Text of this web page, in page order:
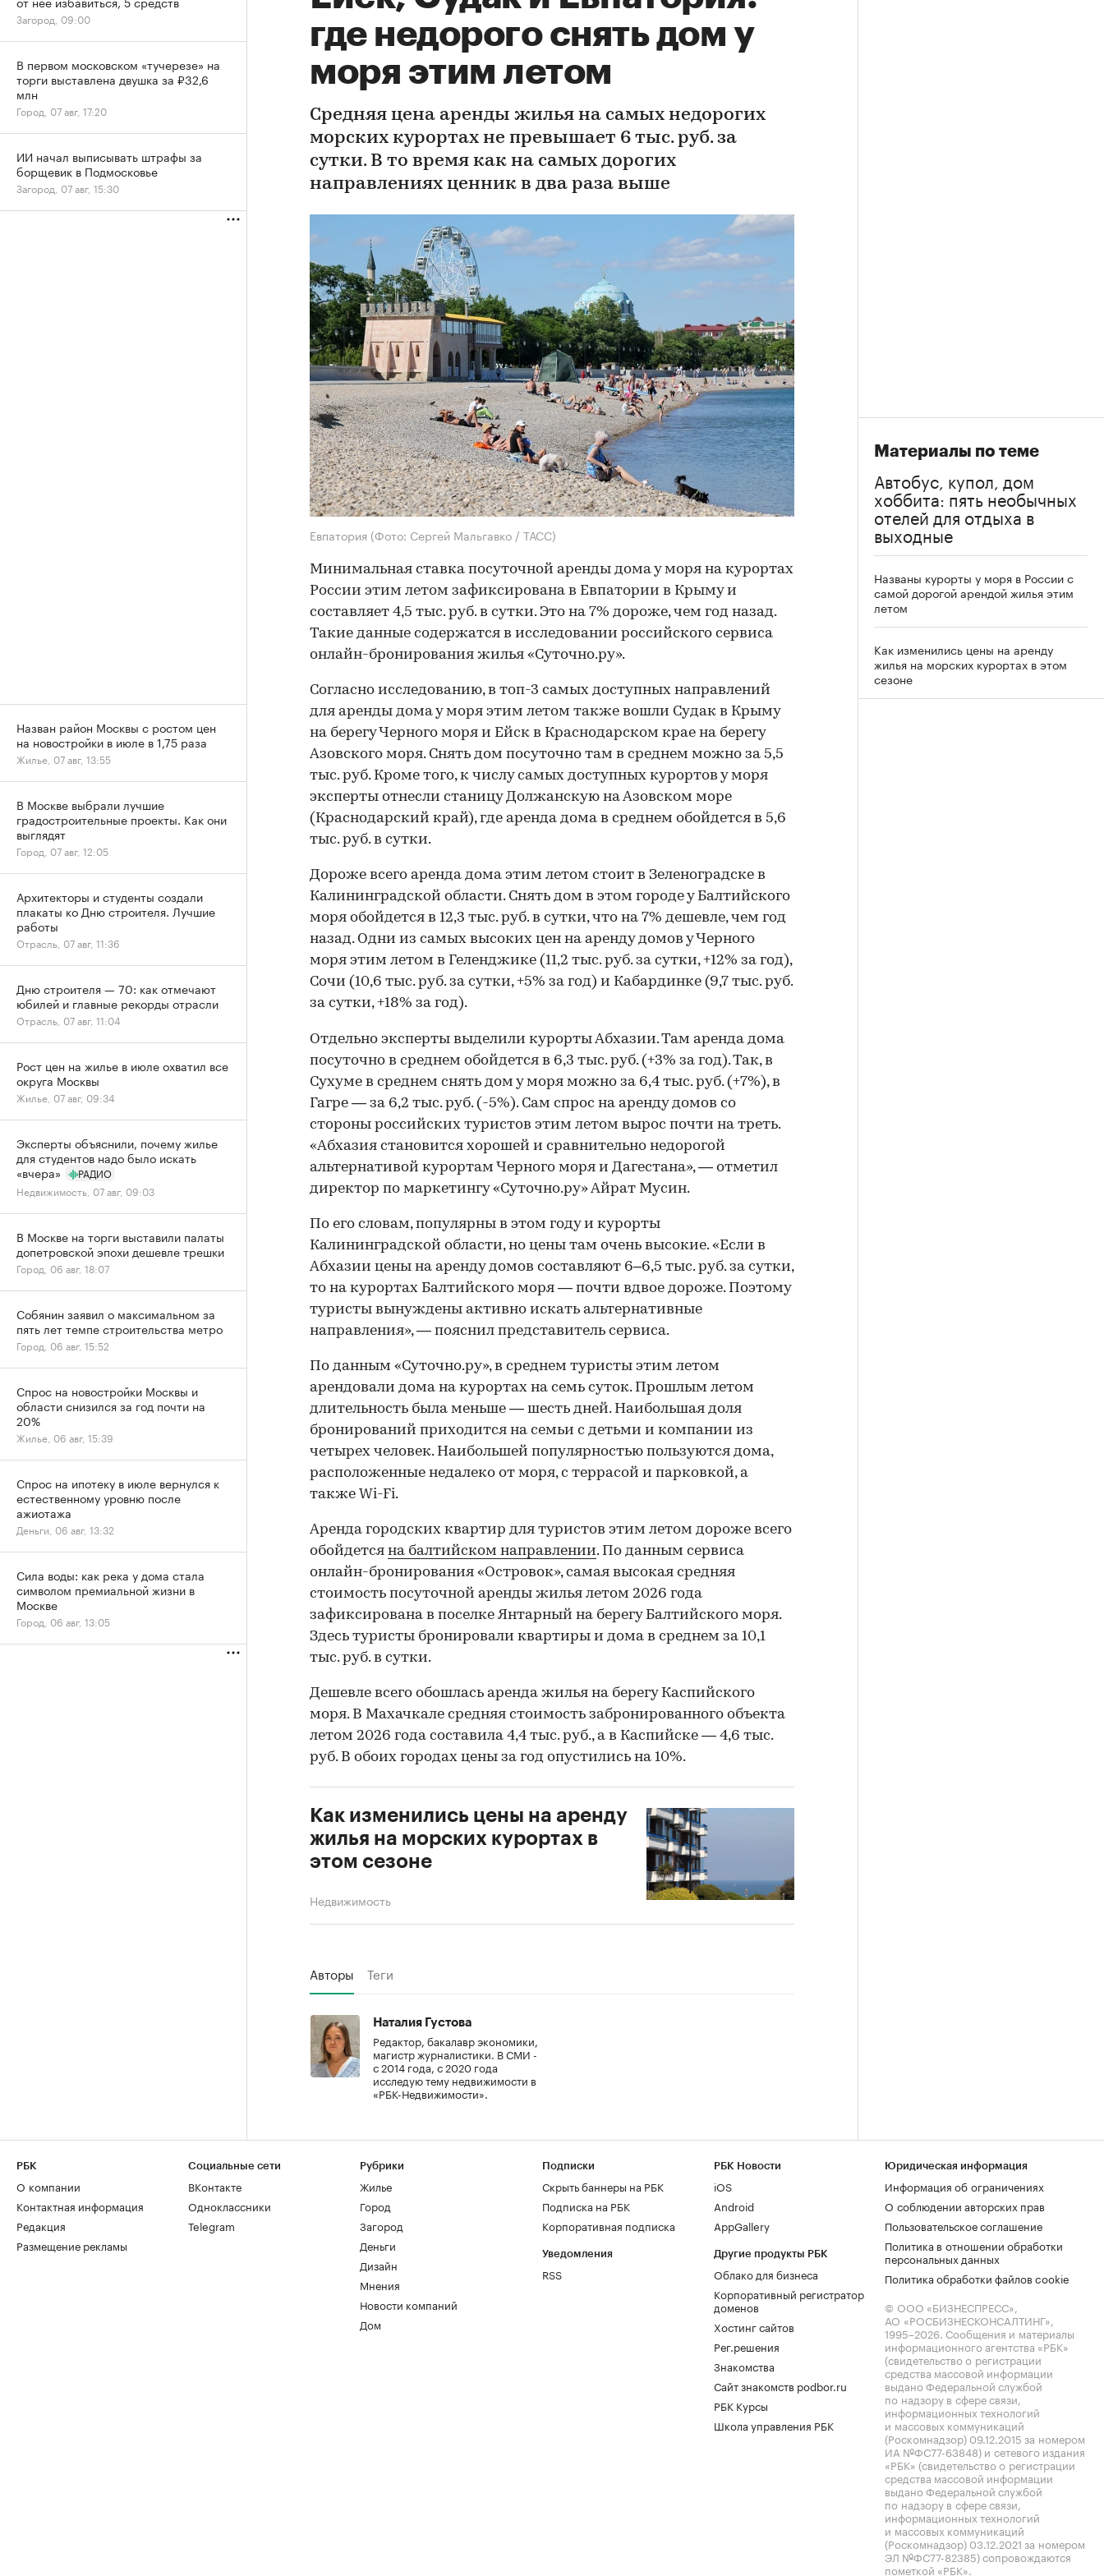
где недорого снять дом у
моря этим летом
Средняя цена аренды жилья на самых недорогих
морских курортах не превышает 6 тыс. руб. за
сутки. В то время как на самых дорогих
направлениях ценник в два раза выше
Евпатория (Фото: Сергей Мальгавко / ТАСС)
Минимальная ставка посуточной аренды дома у моря на курортах
России этим летом зафиксирована в Евпатории в Крыму и
составляет 4,5 тыс. руб. в сутки. Это на 7% дороже, чем год назад.
Такие данные содержатся в исследовании российского сервиса
онлайн-бронирования жилья «Суточно.ру».
Согласно исследованию, в топ-3 самых доступных направлений
для аренды дома у моря этим летом также вошли Судак в Крыму
на берегу Черного моря и Ейск в Краснодарском крае на берегу
Азовского моря. Снять дом посуточно там в среднем можно за 5,5
тыс. руб. Кроме того, к числу самых доступных курортов у моря
эксперты отнесли станицу Должанскую на Азовском море
(Краснодарский край), где аренда дома в среднем обойдется в 5,6
тыс. руб. в сутки.
Дороже всего аренда дома этим летом стоит в Зеленоградске в
Калининградской области. Снять дом в этом городе у Балтийского
моря обойдется в 12,3 тыс. руб. в сутки, что на 7% дешевле, чем год
назад. Одни из самых высоких цен на аренду домов у Черного
моря этим летом в Геленджике (11,2 тыс. руб. за сутки, +12% за год),
Сочи (10,6 тыс. руб. за сутки, +5% за год) и Кабардинке (9,7 тыс. руб.
за сутки, +18% за год).
Отдельно эксперты выделили курорты Абхазии. Там аренда дома
посуточно в среднем обойдется в 6,3 тыс. руб. (+3% за год). Так, в
Сухуме в среднем снять дом у моря можно за 6,4 тыс. руб. (+7%), в
Гагре — за 6,2 тыс. руб. (-5%). Сам спрос на аренду домов со
стороны российских туристов этим летом вырос почти на треть.
«Абхазия становится хорошей и сравнительно недорогой
альтернативой курортам Черного моря и Дагестана», — отметил
директор по маркетингу «Суточно.ру» Айрат Мусин.
По его словам, популярны в этом году и курорты
Калининградской области, но цены там очень высокие. «Если в
Абхазии цены на аренду домов составляют 6–6,5 тыс. руб. за сутки,
то на курортах Балтийского моря — почти вдвое дороже. Поэтому
туристы вынуждены активно искать альтернативные
направления», — пояснил представитель сервиса.
По данным «Суточно.ру», в среднем туристы этим летом
арендовали дома на курортах на семь суток. Прошлым летом
длительность была меньше — шесть дней. Наибольшая доля
бронирований приходится на семьи с детьми и компании из
четырех человек. Наибольшей популярностью пользуются дома,
расположенные недалеко от моря, с террасой и парковкой, а
также Wi-Fi.
Аренда городских квартир для туристов этим летом дороже всего
обойдется на балтийском направлении. По данным сервиса
онлайн-бронирования «Островок», самая высокая средняя
стоимость посуточной аренды жилья летом 2026 года
зафиксирована в поселке Янтарный на берегу Балтийского моря.
Здесь туристы бронировали квартиры и дома в среднем за 10,1
тыс. руб. в сутки.
Дешевле всего обошлась аренда жилья на берегу Каспийского
моря. В Махачкале средняя стоимость забронированного объекта
летом 2026 года составила 4,4 тыс. руб., а в Каспийске — 4,6 тыс.
руб. В обоих городах цены за год опустились на 10%.
Как изменились цены на аренду
жилья на морских курортах в
этом сезоне
Недвижимость
Авторы Теги
Наталия Густова
Редактор, бакалавр экономики,
магистр журналистики. В СМИ -
с 2014 года, с 2020 года
исследую тему недвижимости в
«РБК-Недвижимости».
Материалы по теме
Автобус, купол, дом
хоббита: пять необычных
отелей для отдыха в
выходные
Названы курорты у моря в России с
самой дорогой арендой жилья этим
летом
Как изменились цены на аренду
жилья на морских курортах в этом
сезоне
Загород, 09:00
В первом московском «тучерезе» на
торги выставлена двушка за ₽32,6
млн
Город, 07 авг, 17:20
ИИ начал выписывать штрафы за
борщевик в Подмосковье
Загород, 07 авг, 15:30
Назван район Москвы с ростом цен
на новостройки в июле в 1,75 раза
Жилье, 07 авг, 13:55
В Москве выбрали лучшие
градостроительные проекты. Как они
выглядят
Город, 07 авг, 12:05
Архитекторы и студенты создали
плакаты ко Дню строителя. Лучшие
работы
Отрасль, 07 авг, 11:36
Дню строителя — 70: как отмечают
юбилей и главные рекорды отрасли
Отрасль, 07 авг, 11:04
Рост цен на жилье в июле охватил все
округа Москвы
Жилье, 07 авг, 09:34
Эксперты объяснили, почему жилье
для студентов надо было искать
«вчера»
РАДИО
Недвижимость, 07 авг, 09:03
В Москве на торги выставили палаты
допетровской эпохи дешевле трешки
Город, 06 авг, 18:07
Собянин заявил о максимальном за
пять лет темпе строительства метро
Город, 06 авг, 15:52
Спрос на новостройки Москвы и
области снизился за год почти на
20%
Жилье, 06 авг, 15:39
Спрос на ипотеку в июле вернулся к
естественному уровню после
ажиотажа
Деньги, 06 авг, 13:32
Сила воды: как река у дома стала
символом премиальной жизни в
Москве
Город, 06 авг, 13:05
РБК
О компании
Контактная информация
Редакция
Размещение рекламы
Социальные сети
ВКонтакте
Одноклассники
Telegram
Рубрики
Жилье
Город
Загород
Деньги
Дизайн
Мнения
Новости компаний
Дом
Подписки
Скрыть баннеры на РБК
Подписка на РБК
Корпоративная подписка
Уведомления
RSS
РБК Новости
iOS
Android
AppGallery
Другие продукты РБК
Облако для бизнеса
Корпоративный регистратор
доменов
Хостинг сайтов
Рег.решения
Знакомства
Сайт знакомств podbor.ru
РБК Курсы
Школа управления РБК
Юридическая информация
Информация об ограничениях
О соблюдении авторских прав
Пользовательское соглашение
Политика в отношении обработки
персональных данных
Политика обработки файлов cookie
© ООО «БИЗНЕСПРЕСС»,
АО «РОСБИЗНЕСКОНСАЛТИНГ»,
1995–2026. Сообщения и материалы
информационного агентства «РБК»
(свидетельство о регистрации
средства массовой информации
выдано Федеральной службой
по надзору в сфере связи,
информационных технологий
и массовых коммуникаций
(Роскомнадзор) 09.12.2015 за номером
ИА №ФС77-63848) и сетевого издания
«РБК» (свидетельство о регистрации
средства массовой информации
выдано Федеральной службой
по надзору в сфере связи,
информационных технологий
и массовых коммуникаций
(Роскомнадзор) 03.12.2021 за номером
ЭЛ №ФС77-82385) сопровождаются
пометкой «РБК».